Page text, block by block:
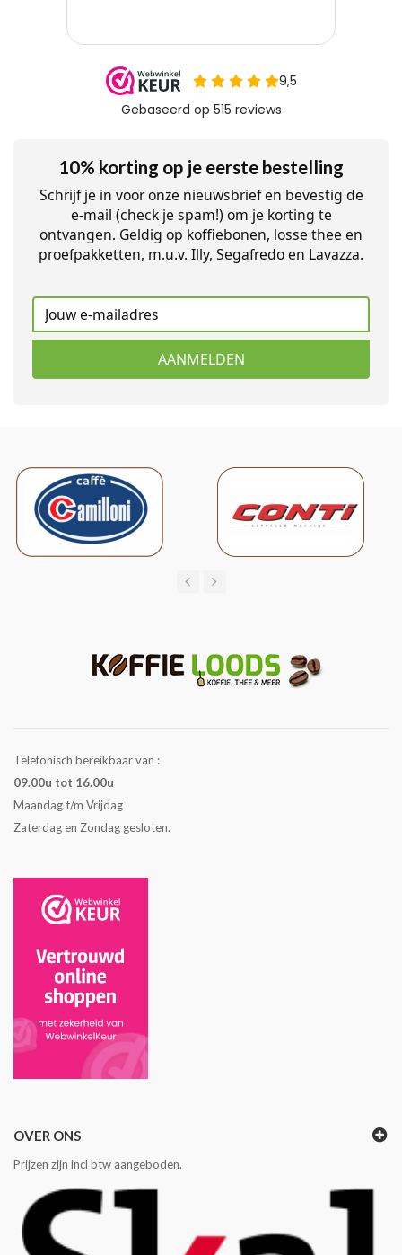
10% korting op je eerste bestelling
Schrijf je in voor onze nieuwsbrief en bevestig de
e-mail (check je spam!) om je korting te
ontvangen. Geldig op koffiebonen, losse thee en
proefpakketten, m.u.v. Illy, Segafredo en Lavazza.
AANMELDEN
Telefonisch bereikbaar van :
09.00u tot 16.00u
Maandag t/m Vrijdag
Zaterdag en Zondag gesloten.
OVER ONS
Prijzen zijn incl btw aangeboden.